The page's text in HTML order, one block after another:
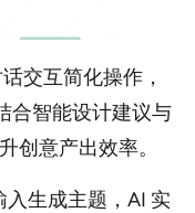
交互简化操作，
合智能设计建议与
创意产出效率。
生成主题，AI 实